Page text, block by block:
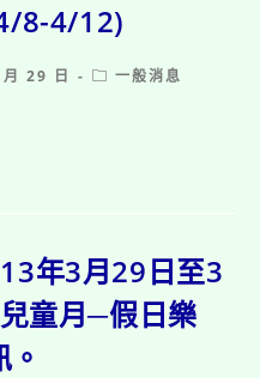
8-4/12)
29 日
Post一般消息
年3月29日至3
童月─假日樂